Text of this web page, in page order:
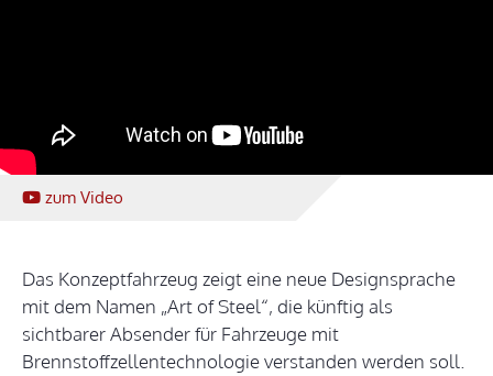
zum Video
Das Konzeptfahrzeug zeigt eine neue Designsprache
mit dem Namen „Art of Steel“, die künftig als
sichtbarer Absender für Fahrzeuge mit
Brennstoffzellentechnologie verstanden werden soll.